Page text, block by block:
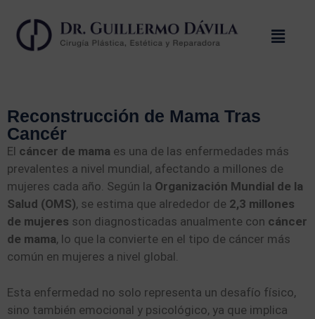
Reconstrucción de Mama Tras
Cancér
El cáncer de mama es una de las enfermedades más
prevalentes a nivel mundial, afectando a millones de
mujeres cada año. Según la Organización Mundial de la
Salud (OMS), se estima que alrededor de 2,3 millones
de mujeres son diagnosticadas anualmente con cáncer
de mama, lo que la convierte en el tipo de cáncer más
común en mujeres a nivel global.
Esta enfermedad no solo representa un desafío físico,
sino también emocional y psicológico, ya que implica